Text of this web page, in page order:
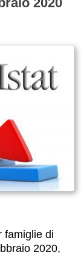
famiglie di
2020,